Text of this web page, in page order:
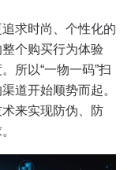
求时尚、个性化的
个购买行为体验
所以“一物一码”扫
道开始顺势而起。
来实现防伪、防